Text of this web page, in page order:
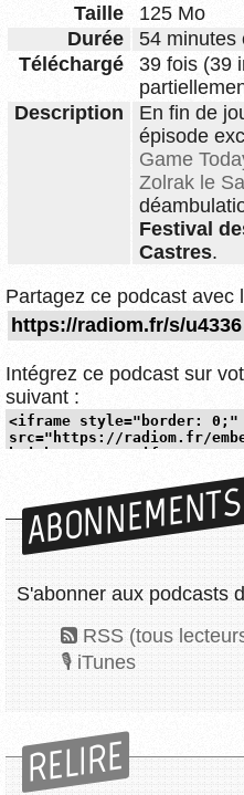
Taille
125 Mo
Durée
54 minutes
Téléchargé
39 fois (39
Description
En fin de
épisode
Game
Zolrak le
Festival
Castres.
Partagez ce podcast avec
Intégrez ce podcast sur
suivant :
ABONNEMENTS
S'abonner aux podcasts
RSS (tous
iTunes
RELIRE